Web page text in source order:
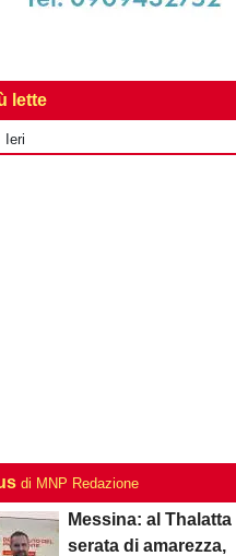
lette
Ieri
di MNP Redazione
Messina: al
serata di amarezza,